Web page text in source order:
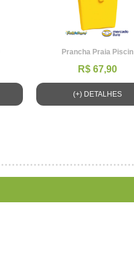
Prancha Praia Piscin
R$ 67,90
(+) DETALHES